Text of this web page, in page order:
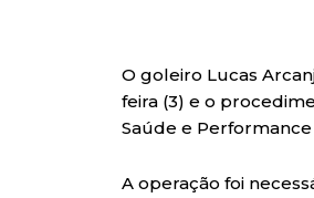
O goleiro Lucas
feira (3) e o
Saúde e
A operação foi